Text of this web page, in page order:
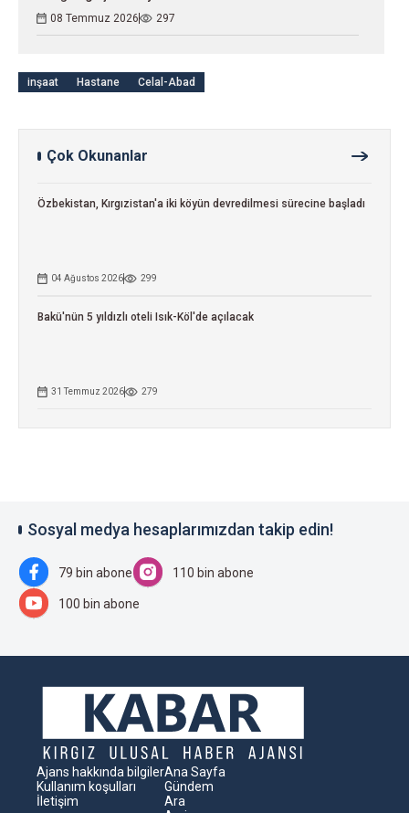
08 Temmuz 2026 297
inşaat Hastane Celal-Abad
Çok Okunanlar
Özbekistan, Kırgızistan'a iki köyün devredilmesi sürecine başladı
04 Ağustos 2026 299
Bakü'nün 5 yıldızlı oteli Isık-Köl'de açılacak
31 Temmuz 2026 279
Sosyal medya hesaplarımızdan takip edin!
79 bin abone 110 bin abone
100 bin abone
Ajans hakkında bilgiler
Kullanım koşulları
İletişim
Ana Sayfa
Gündem
Ara